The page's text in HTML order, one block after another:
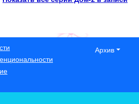
Архив